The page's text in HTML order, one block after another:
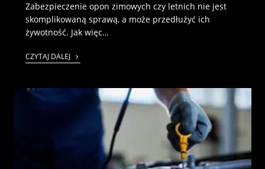
Zabezpieczenie opon zimowych czy letnich nie jest
skomplikowaną sprawą, a może przedłużyć ich
żywotność. Jak więc…
CZYTAJ DALEJ